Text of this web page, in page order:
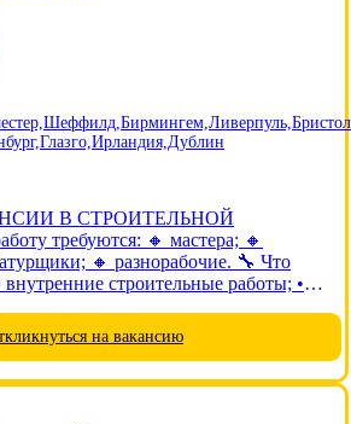
Шеффилд, Бирмингем, Ливерпуль,
Глазго, Ирландия, Дублин
В СТРОИТЕЛЬНОЙ
🔸 разнорабочие. 🔧 Что
внутренние строительные работы; •
на вакансию